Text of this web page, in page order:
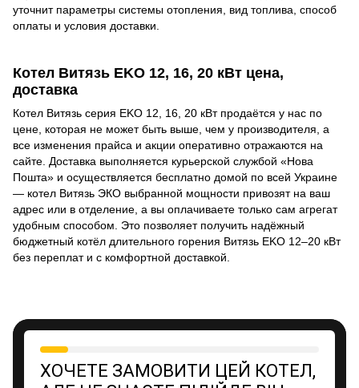
уточнит параметры системы отопления, вид топлива, способ
оплаты и условия доставки.
Котел Витязь EKO 12, 16, 20 кВт цена,
доставка
Котел Витязь серия EKO 12, 16, 20 кВт продаётся у нас по
цене, которая не может быть выше, чем у производителя, а
все изменения прайса и акции оперативно отражаются на
сайте. Доставка выполняется курьерской службой «Нова
Пошта» и осуществляется бесплатно домой по всей Украине
— котел Витязь ЭКО выбранной мощности привозят на ваш
адрес или в отделение, а вы оплачиваете только сам агрегат
удобным способом. Это позволяет получить надёжный
бюджетный котёл длительного горения Витязь EKO 12–20 кВт
без переплат и с комфортной доставкой.